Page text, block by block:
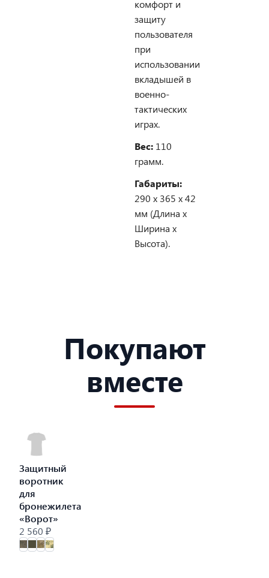
комфорт и
защиту
пользователя
при
использовании
вкладышей в
военно-
тактических
играх.
Вес: 110
грамм.
Габариты:
290 х 365 х 42
мм (Длина х
Ширина х
Высота).
Покупают
вместе
Защитный
воротник
для
бронежилета
«Ворот»
2 560 ₽